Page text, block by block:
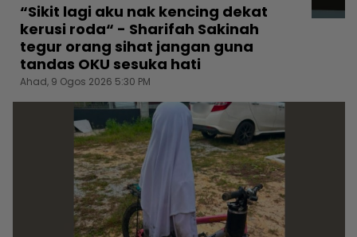
“Sikit lagi aku nak kencing dekat
kerusi roda“ - Sharifah Sakinah
tegur orang sihat jangan guna
tandas OKU sesuka hati
Ahad, 9 Ogos 2026 5:30 PM